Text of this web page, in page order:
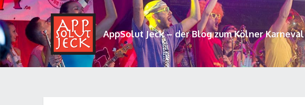
AppSolut Jeck – der Blog zum Kölner Karneval